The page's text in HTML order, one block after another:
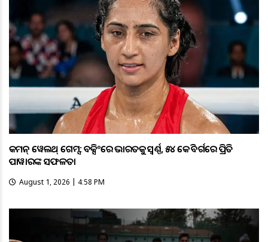
କମନ୍ ୱେଲଥ୍ ଗେମ୍ସ: ବକ୍ସିଂରେ ଭାରତକୁ ସ୍ବର୍ଣ୍ଣ, ୫୪ କେଜି ବର୍ଗରେ ପ୍ରିତି
ପାୱାରଙ୍କ ସଫଳତା
August 1, 2026 | 4:58 PM